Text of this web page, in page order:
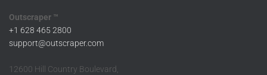
Outscraper ™
+1 628 465 2800
support@outscraper.com
12600 Hill Country Boulevard,